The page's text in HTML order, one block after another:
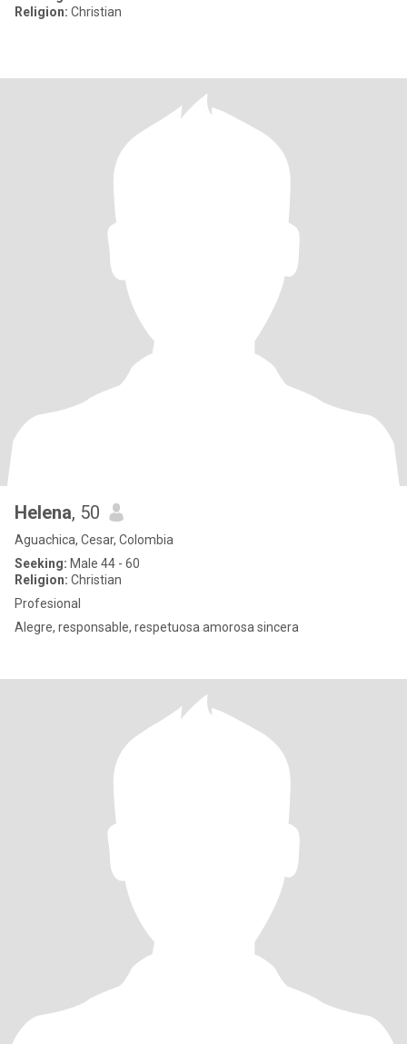
Religion: Christian
Helena, 50
Aguachica, Cesar, Colombia
Seeking: Male 44 - 60
Religion: Christian
Profesional
Alegre, responsable, respetuosa amorosa sincera